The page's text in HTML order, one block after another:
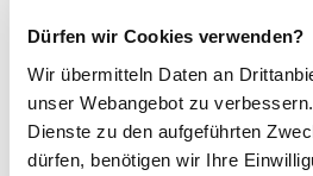
Dürfen wir Cookies verwenden?
Wir übermitteln Daten an
unser Webangebot zu
Dienste zu den aufgeführten
dürfen, benötigen wir Ihre
Informieren Sie Ihren
wenn Sie andere
kürzlich andere